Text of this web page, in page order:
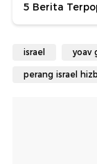
5 Berita
israel yoav
perang israel